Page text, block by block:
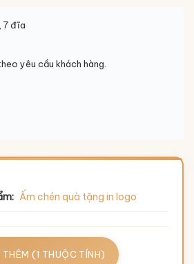
7 đĩa
yêu cầu khách hàng.
Ấm chén quà tặng in logo
THÊM (1 THUỘC TÍNH)